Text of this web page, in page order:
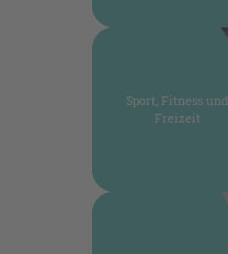
Sport, Fitness und
Freizeit